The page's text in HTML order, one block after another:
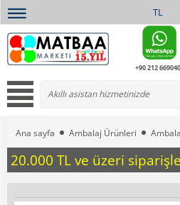
TL
+90 212
Ana sayfa Ambalaj Ürünleri
20.000 TL ve üzeri